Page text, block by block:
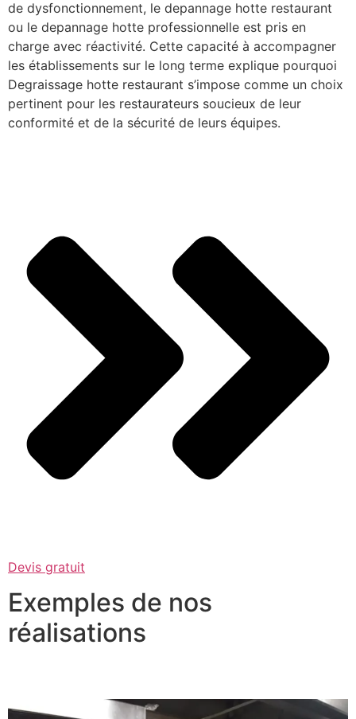
de dysfonctionnement, le depannage hotte restaurant
ou le depannage hotte professionnelle est pris en
charge avec réactivité. Cette capacité à accompagner
les établissements sur le long terme explique pourquoi
Degraissage hotte restaurant s’impose comme un choix
pertinent pour les restaurateurs soucieux de leur
conformité et de la sécurité de leurs équipes.
Devis gratuit
Exemples de nos
réalisations